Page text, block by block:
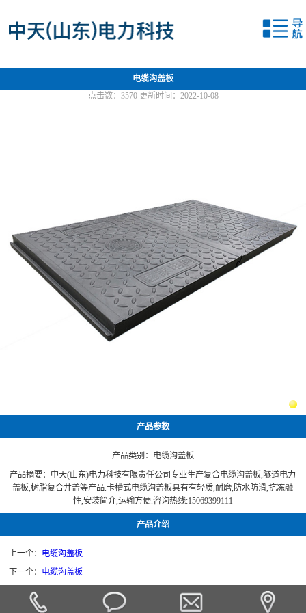
电缆沟盖板
点击数： 3570更新时间：2022-10-08
产品参数
产品类别： 电缆沟盖板
产品摘要：中天(山东)电力科技有限责任公司专业生产复合电缆沟盖板,隧道电力
盖板,树脂复合井盖等产品.卡槽式电缆沟盖板具有有轻质,耐磨,防水防滑,抗冻融
性,安装简介,运输方便.咨询热线:15069399111
产品介绍
上一个： 电缆沟盖板
下一个： 电缆沟盖板